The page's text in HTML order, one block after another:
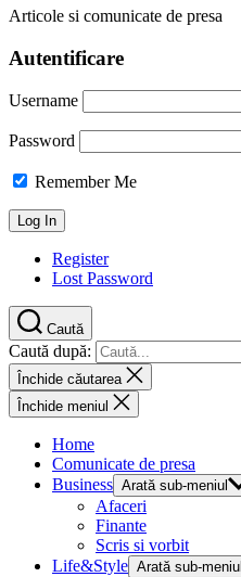
Articole si comunicate de presa
Autentificare
Username
Password
Remember Me
Register
Lost Password
Caută
Caută după:
Închide căutarea
Închide meniul
Home
Comunicate de presa
Business Arată sub-meniul
Afaceri
Finante
Scris si vorbit
Life&Style Arată sub-meniul